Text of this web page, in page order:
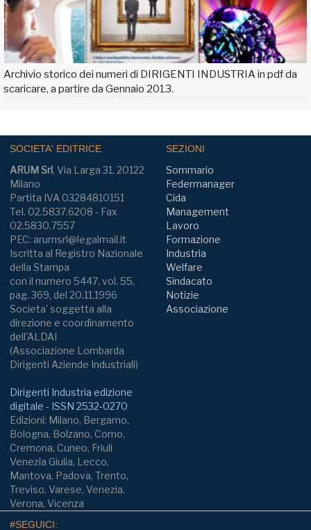
Archivio storico dei numeri di DIRIGENTI INDUSTRIA in pdf da
scaricare, a partire da Gennaio 2013.
SOCIETA' EDITRICE
ARUM Srl, Via Larga 31, 20122
Milano
Partita IVA 03284810151
Tel. 02.5837.6208 - Fax
02.5830.7557
PEC: arumsrl@legalmail.it
Iscritta al Registro Nazionale
della Stampa
con il numero 5447, vol. 55,
pag. 369, del 20.11.1996
Societa' soggetta alla
direzione e coordinamento
dell'ALDAI
(Associazione Lombarda
Dirigenti Aziende Industriali)
Dirigenti Industria edizione
digitale - ISSN 2532-0270
Edizioni: Milano, Bergamo,
Bologna, Bolzano, Como,
Cremona, Cuneo, Friuli
Venezia Giulia, Lecco,
Mantova, Padova, Trento,
Treviso, Varese, Venezia,
Verona, Vicenza
SEZIONI
Sommario
Federmanager
Cida
Management
Lavoro
Formazione
Industria
Welfare
Sindacato
Notizie
Associazione
#SEGUICI: